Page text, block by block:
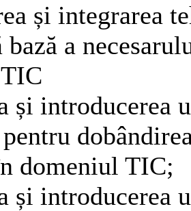
și integrarea
bază a
și introducerea
domeniul TIC;
și introducerea